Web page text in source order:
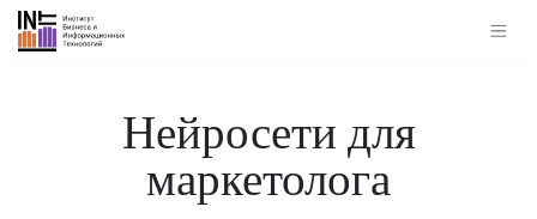
Нейросети для
маркетолога